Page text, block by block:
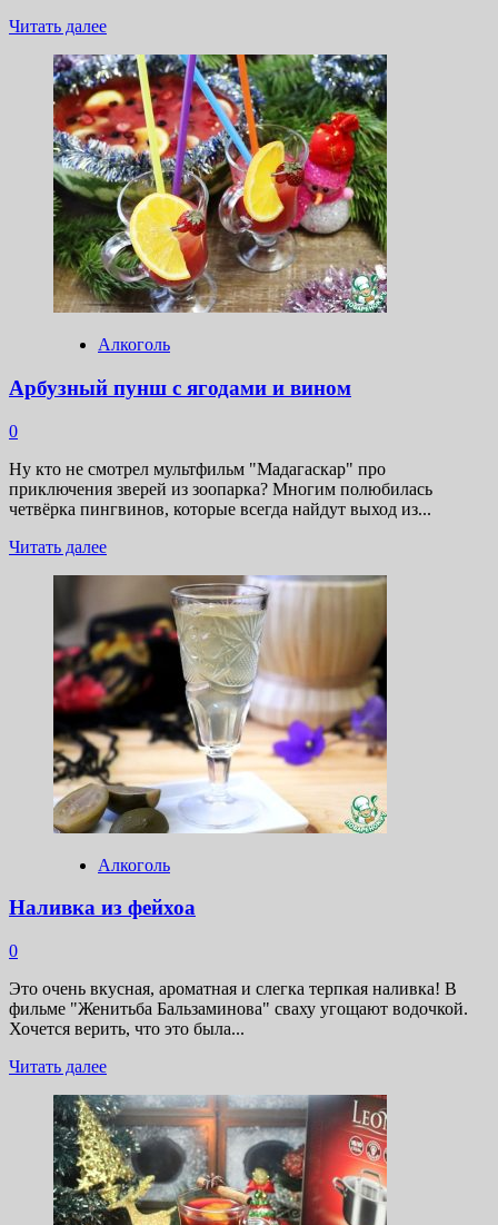
Читать далееПрочитать
о
Ароматная
имбирная
настойка
Алкоголь
Арбузный пунш с ягодами и вином
0
Ну кто не смотрел мультфильм "Мадагаскар" про
приключения зверей из зоопарка? Многим полюбилась
четвёрка пингвинов, которые всегда найдут выход из...
Читать далееПрочитать
Арбузный
пунш
с
ягодами
и
вином
Алкоголь
Наливка из фейхоа
0
Это очень вкусная, ароматная и слегка терпкая наливка! В
фильме "Женитьба Бальзаминова" сваху угощают водочкой.
Хочется верить, что это была...
Читать далееПрочитать
о
Наливка
из
фейхоа